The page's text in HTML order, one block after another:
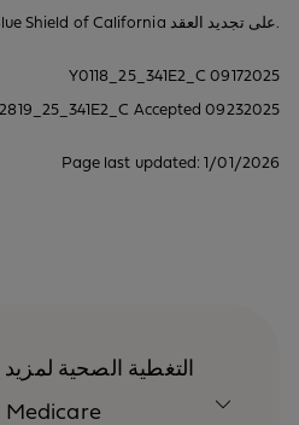
Medicaid. يعتمد الاشتراك في Blue Shield of California على تجديد العقد.
Y0118_25_341E2_C 09172025
Accepted 09232025
Page last updated: 1/01/2026
التغطية الصحية
تسوق خطط برنامج Medicare